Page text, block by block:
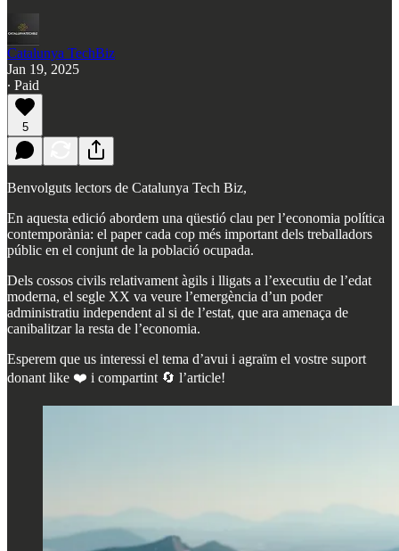
Catalunya TechBiz
Jan 19, 2025
∙ Paid
5
Benvolguts lectors de Catalunya Tech Biz,
En aquesta edició abordem una qüestió clau per l’economia política
contemporània: el paper cada cop més important dels treballadors
públic en el conjunt de la població ocupada.
Dels cossos civils relativament àgils i lligats a l’executiu de l’edat
moderna, el segle XX va veure l’emergència d’un poder
administratiu independent al si de l’estat, que ara amenaça de
canibalitzar la resta de l’economia.
Esperem que us interessi el tema d’avui i agraïm el vostre suport
donant like ❤️ i compartint 🔄 l’article!